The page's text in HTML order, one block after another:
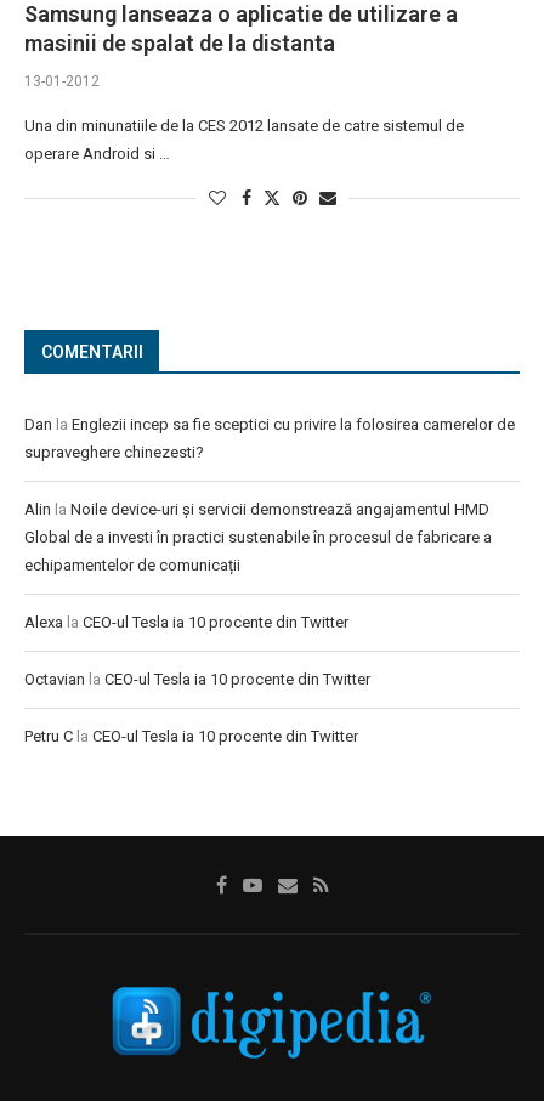
Samsung lanseaza o aplicatie de utilizare a
masinii de spalat de la distanta
13-01-2012
Una din minunatiile de la CES 2012 lansate de catre sistemul de
operare Android si …
COMENTARII
Dan la Englezii incep sa fie sceptici cu privire la folosirea camerelor de
supraveghere chinezesti?
Alin la Noile device-uri și servicii demonstrează angajamentul HMD
Global de a investi în practici sustenabile în procesul de fabricare a
echipamentelor de comunicații
Alexa la CEO-ul Tesla ia 10 procente din Twitter
Octavian la CEO-ul Tesla ia 10 procente din Twitter
Petru C la CEO-ul Tesla ia 10 procente din Twitter